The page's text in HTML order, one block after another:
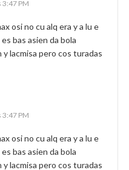
3:47 PM
osi no cu alq era y a lu e
bas asien da bola
lacmisa pero cos turadas
3:47 PM
osi no cu alq era y a lu e
bas asien da bola
lacmisa pero cos turadas